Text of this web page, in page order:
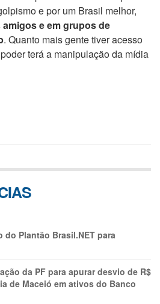
e por um Brasil melhor,
e em grupos de
. Quanto mais gente tiver acesso
terá a manipulação da mídia
do Plantão Brasil.NET para
da PF para apurar desvio de R$
de Maceió em ativos do Banco